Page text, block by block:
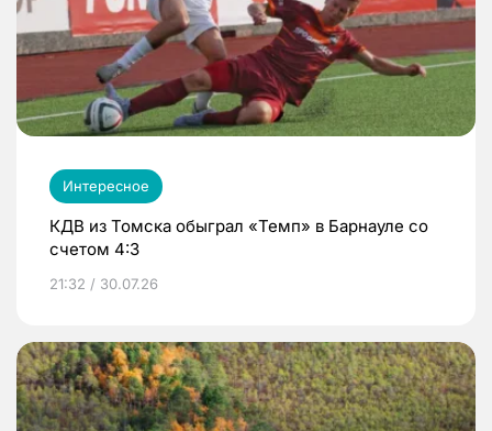
Интересное
КДВ из Томска обыграл «Темп» в Барнауле со
счетом 4:3
21:32 / 30.07.26